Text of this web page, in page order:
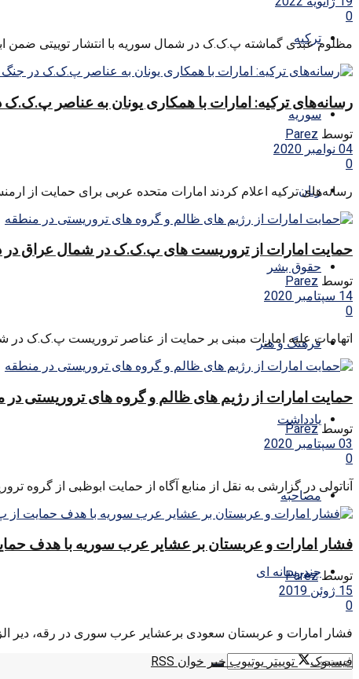
ترکیه
سوریه
زنان
حقوق بشر
فرهنگ و هنر
یادداشت
مصاحبه
چندرسانه ای
0
مظلوم عبدی گماشته پ.ک.ک در شمال سوریه با انتشار توییتی ضمن
رسانه‌های ترکیه: امارات با همکاری یونان به عناصر
توسط Parez
04 نوامبر 2020
0
رسانه‌های ترکیه اعلام کردند امارات متحده عربی برای حمایت از
حمایت امارات از تروریست های پ.‌ک.‌ک در شمال عراق در
توسط Parez
14 سپتامبر 2020
0
اتهامات علیه امارات مبنی بر حمایت از عناصر تروریست پ.ک.ک در
حمایت امارات از رژیم های ظالم و گروه های تروریستی در
توسط Parez
03 سپتامبر 2020
0
آناتولی در گزارشی به نقل از منابع آگاه از حمایت ابوظبی از گروه
فشار امارات و عربستان بر عشایر عرب سوریه با هدف
توسط Parez
15 ژوئن 2019
0
فشار امارات و عربستان سعودی برعشایر عرب سوری در رقه، دیر
فیسبوک
توییتر یوتیوب خبر خوان RSS